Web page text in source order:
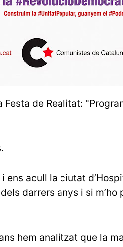
Festa de Realitat:
ens acull la ciutat
darrers anys i si m’ho
hem analitzat que la